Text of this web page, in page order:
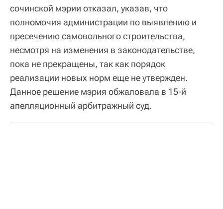
сочинской мэрии отказал, указав, что
полномочия администрации по выявлению и
пресечению самовольного строительства,
несмотря на изменения в законодательстве,
пока не прекращены, так как порядок
реализации новых норм еще не утвержден.
Данное решение мэрия обжаловала в 15-й
апелляционный арбитражный суд.